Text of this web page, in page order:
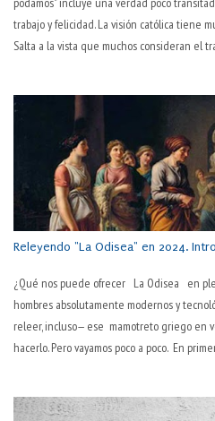
trabajo y felicidad. La visión católica tiene
Salta a la vista que muchos consideran el
trabajo, todos lo sabemos. El hablar normal
sugiere: "este pantalón lo tienes ya muy
desgasta. ¿Pero es lo único que hace? Es
primario? ¿No será ese desgaste una
en su esencia, sino algo debido a la
pasos, que la sociedad actual es tozuda.
decía Pep Guardiola,...
Releyendo "La Odisea" en 2024.
¿Qué nos puede ofrecer La Odisea en
hombres absolutamente modernos y
releer, incluso— ese mamotreto griego en
hacerlo. Pero vayamos poco a poco. En
héroe griego Odiseo (al modo latino,